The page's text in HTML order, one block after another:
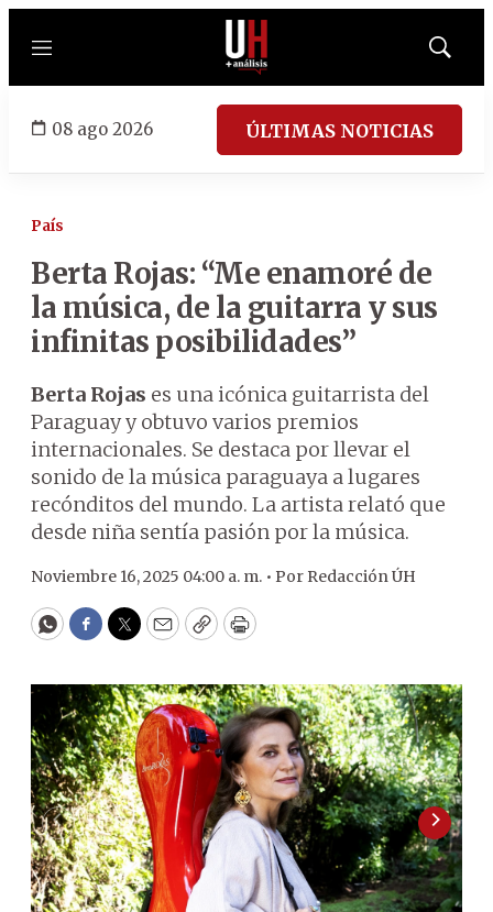
Menú
Mostrar
08 ago 2026 ÚLTIMAS NOTICIAS
País
Berta Rojas: “Me enamoré de
la música, de la guitarra y sus
infinitas posibilidades”
Berta Rojas es una icónica guitarrista del
Paraguay y obtuvo varios premios
internacionales. Se destaca por llevar el
sonido de la música paraguaya a lugares
recónditos del mundo. La artista relató que
desde niña sentía pasión por la música.
Noviembre 16, 2025 04:00 a. m. • Por Redacción ÚH
WhatsApp
Facebook
Twitter
EmailCopyPrint